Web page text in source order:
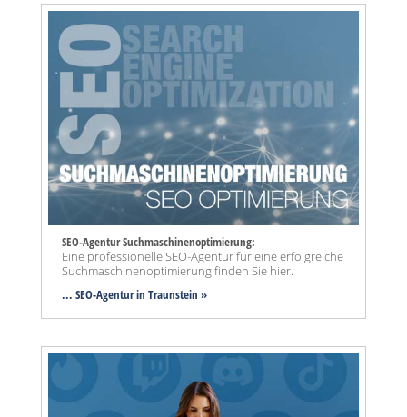
SEO-Agentur Suchmaschinenoptimierung:
Eine professionelle SEO-Agentur für eine erfolgreiche
Suchmaschinenoptimierung finden Sie hier.
... SEO-Agenturin Traunstein »